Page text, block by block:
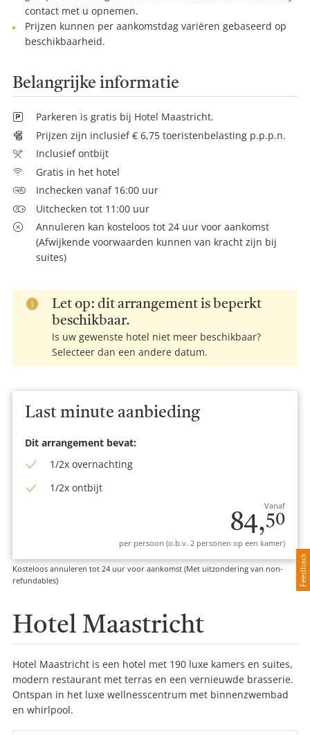
contact met u opnemen.
Prijzen kunnen per aankomstdag variëren gebaseerd op
beschikbaarheid.
Belangrijke informatie
Parkeren is gratis bij Hotel Maastricht.
Prijzen zijn inclusief € 6,75 toeristenbelasting p.p.p.n.
Inclusief ontbijt
Gratis in het hotel
Inchecken vanaf 16:00 uur
Uitchecken tot 11:00 uur
Annuleren kan kosteloos tot 24 uur voor aankomst
(Afwijkende voorwaarden kunnen van kracht zijn bij
suites)
Let op: dit arrangement is beperkt
beschikbaar.
Is uw gewenste hotel niet meer beschikbaar?
Selecteer dan een andere datum.
Last minute aanbieding
Dit arrangement bevat:
1/2x overnachting
1/2x ontbijt
Vanaf
84,50
per persoon (o.b.v. 2 personen op een kamer)
Kosteloos annuleren tot 24 uur voor aankomst (Met uitzondering van non-
refundables)
Hotel Maastricht
Hotel Maastricht is een hotel met 190 luxe kamers en suites,
modern restaurant met terras en een vernieuwde brasserie.
Ontspan in het luxe wellnesscentrum met binnenzwembad
en whirlpool.
Feedback